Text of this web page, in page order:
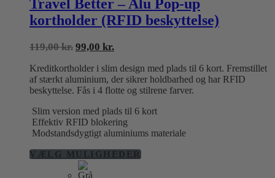
Travel Better – Alu Pop-up
kortholder (RFID beskyttelse)
119,00kr. Den
pris
var:
119,00 kr..
99,00 kr.
pris
er:
99,00 kr..
Kreditkortholder i slim design med plads til 6 kort. Fremstillet
af stærkt aluminium, der sikrer holdbarhed og har RFID
beskyttelse. Fås i 4 flotte og stilrene farver.
Slim version med plads til 6 kort
Effektiv RFID blokering
Modstandsdygtigt aluminiums materiale
VÆLG MULIGHEDERDette